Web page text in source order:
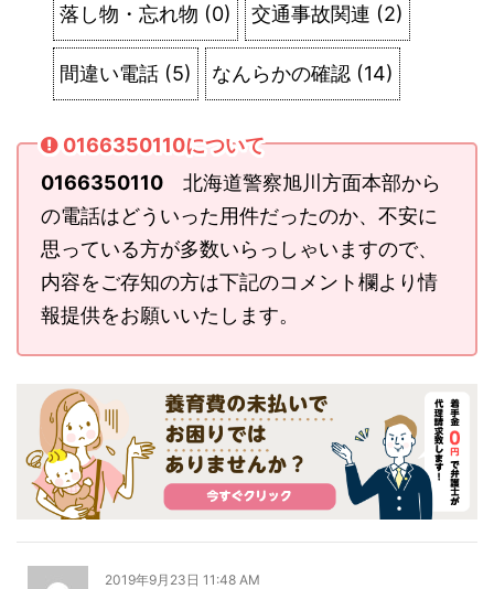
落し物・忘れ物 (0) 交通事故関連 (2)
間違い電話 (5) なんらかの確認 (14)
0166350110について
0166350110 北海道警察旭川方面本部から
の電話はどういった用件だったのか、不安に
思っている方が多数いらっしゃいますので、
内容をご存知の方は下記のコメント欄より情
報提供をお願いいたします。
2019年9月23日 11:48 AM